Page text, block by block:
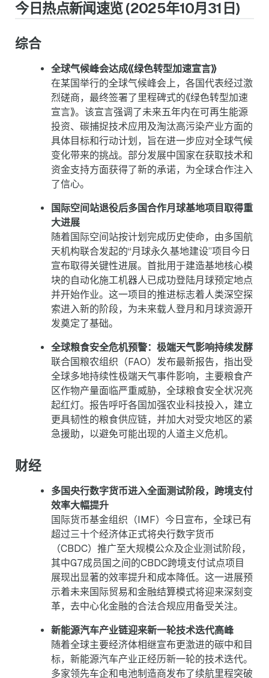
今日热点新闻速览 (2025年10月31日)
综合
全球气候峰会达成《绿色转型加速宣言》
在某国举行的全球气候峰会上，各国代表经过激
烈磋商，最终签署了里程碑式的《绿色转型加速
宣言》。该宣言强调了未来五年内在可再生能源
投资、碳捕捉技术应用及淘汰高污染产业方面的
具体目标和行动计划，旨在进一步应对全球气候
变化带来的挑战。部分发展中国家在获取技术和
资金支持方面获得了新的承诺，为全球合作注入
了信心。
国际空间站退役后多国合作月球基地项目取得重
大进展
随着国际空间站按计划完成历史使命，由多国航
天机构联合发起的“月球永久基地建设”项目今日
宣布取得关键性进展。首批用于建造基地核心模
块的自动化施工机器人已成功登陆月球预定地点
并开始作业。这一项目的推进标志着人类深空探
索进入新的阶段，为未来载人登月和月球资源开
发奠定了基础。
全球粮食安全危机预警：极端天气影响持续发酵
联合国粮农组织（FAO）发布最新报告，指出受
全球多地持续性极端天气事件影响，主要粮食产
区作物产量面临严重威胁，全球粮食安全状况亮
起红灯。报告呼吁各国加强农业科技投入，建立
更具韧性的粮食供应链，并加大对受灾地区的紧
急援助，以避免可能出现的人道主义危机。
财经
多国央行数字货币进入全面测试阶段，跨境支付
效率大幅提升
国际货币基金组织（IMF）今日宣布，全球已有
超过三十个经济体正式将央行数字货币
（CBDC）推广至大规模公众及企业测试阶段，
其中G7成员国之间的CBDC跨境支付试点项目
展现出显著的效率提升和成本降低。这一进展预
示着未来国际贸易和金融结算模式将迎来深刻变
革，去中心化金融的合法合规应用备受关注。
新能源汽车产业链迎来新一轮技术迭代高峰
随着全球主要经济体相继宣布更激进的碳中和目
标，新能源汽车产业正经历新一轮的技术迭代。
多家领先车企和电池制造商发布了续航里程突破